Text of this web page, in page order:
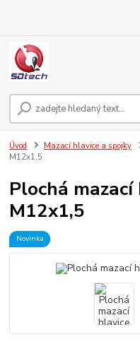
Úvod Mazací hlavice a spojky
M12x1,5
Plochá
M12x1,5
Novinka